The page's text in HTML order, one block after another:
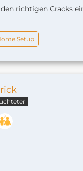
richtigen Cracks
Setup